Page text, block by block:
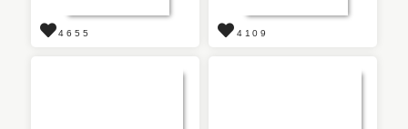
4655 4109